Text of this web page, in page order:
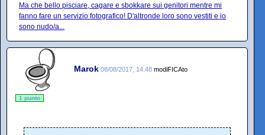
Ma che bello pisciare, cagare e sbokkare sui genitori mentre mi
fanno fare un servizio fotografico! D'altronde loro sono vestiti e io
sono nudo/a...
Marok 08/08/2017, 14:48 modiFICAto
1 punto